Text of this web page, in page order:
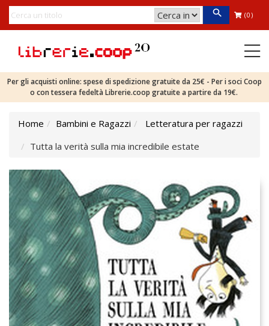
(0)
Per gli acquisti online: spese di spedizione gratuite da 25€ - Per i soci Coop
o con tessera fedeltà Librerie.coop gratuite a partire da 19€.
Home Bambini e Ragazzi
Letteratura per ragazzi
Tutta la verità sulla mia incredibile estate